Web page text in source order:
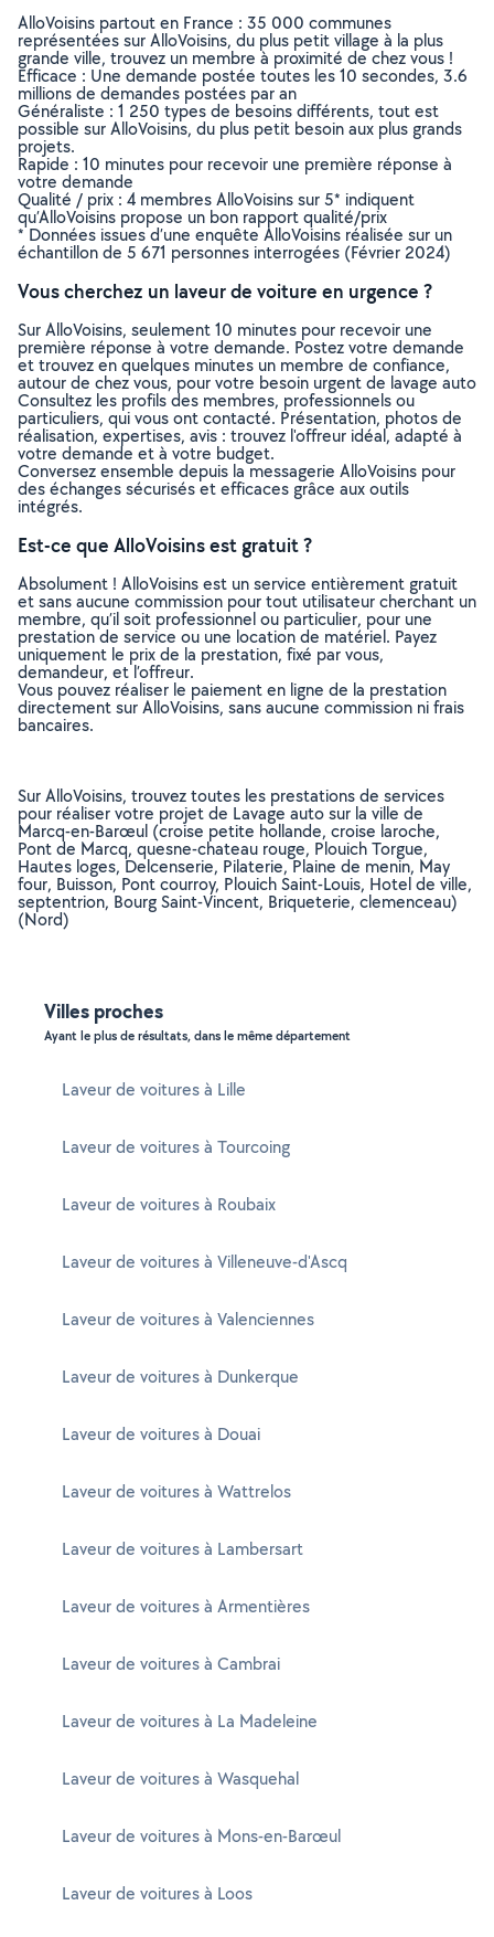
AlloVoisins partout en France : 35 000 communes
représentées sur AlloVoisins, du plus petit village à la plus
grande ville, trouvez un membre à proximité de chez vous !
Efficace : Une demande postée toutes les 10 secondes, 3.6
millions de demandes postées par an
Généraliste : 1 250 types de besoins différents, tout est
possible sur AlloVoisins, du plus petit besoin aux plus grands
projets.
Rapide : 10 minutes pour recevoir une première réponse à
votre demande
Qualité / prix : 4 membres AlloVoisins sur 5* indiquent
qu’AlloVoisins propose un bon rapport qualité/prix
* Données issues d’une enquête AlloVoisins réalisée sur un
échantillon de 5 671 personnes interrogées (Février 2024)
Vous cherchez un laveur de voiture en urgence ?
Sur AlloVoisins, seulement 10 minutes pour recevoir une
première réponse à votre demande. Postez votre demande
et trouvez en quelques minutes un membre de confiance,
autour de chez vous, pour votre besoin urgent de lavage auto
Consultez les profils des membres, professionnels ou
particuliers, qui vous ont contacté. Présentation, photos de
réalisation, expertises, avis : trouvez l'offreur idéal, adapté à
votre demande et à votre budget.
Conversez ensemble depuis la messagerie AlloVoisins pour
des échanges sécurisés et efficaces grâce aux outils
intégrés.
Est-ce que AlloVoisins est gratuit ?
Absolument ! AlloVoisins est un service entièrement gratuit
et sans aucune commission pour tout utilisateur cherchant un
membre, qu’il soit professionnel ou particulier, pour une
prestation de service ou une location de matériel. Payez
uniquement le prix de la prestation, fixé par vous,
demandeur, et l’offreur.
Vous pouvez réaliser le paiement en ligne de la prestation
directement sur AlloVoisins, sans aucune commission ni frais
bancaires.
Sur AlloVoisins, trouvez toutes les prestations de services
pour réaliser votre projet de Lavage auto sur la ville de
Marcq-en-Barœul (croise petite hollande, croise laroche,
Pont de Marcq, quesne-chateau rouge, Plouich Torgue,
Hautes loges, Delcenserie, Pilaterie, Plaine de menin, May
four, Buisson, Pont courroy, Plouich Saint-Louis, Hotel de ville,
septentrion, Bourg Saint-Vincent, Briqueterie, clemenceau)
(Nord)
Villes proches
Ayant le plus de résultats, dans le même département
Laveur de voitures à Lille
Laveur de voitures à Tourcoing
Laveur de voitures à Roubaix
Laveur de voitures à Villeneuve-d'Ascq
Laveur de voitures à Valenciennes
Laveur de voitures à Dunkerque
Laveur de voitures à Douai
Laveur de voitures à Wattrelos
Laveur de voitures à Lambersart
Laveur de voitures à Armentières
Laveur de voitures à Cambrai
Laveur de voitures à La Madeleine
Laveur de voitures à Wasquehal
Laveur de voitures à Mons-en-Barœul
Laveur de voitures à Loos